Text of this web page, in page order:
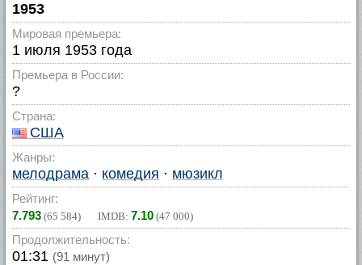
1953
Мировая премьера:
1 июля 1953 года
Премьера в России:
?
Страна:
США
Жанры:
мелодрама · комедия · мюзикл
Рейтинг:
7.793 (65 584) IMDB: 7.10 (47 000)
Продолжительность:
01:31 (91 минут)